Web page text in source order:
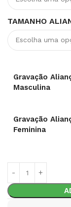
TAMANHO
Gravação
Masculina
Gravação
Feminina